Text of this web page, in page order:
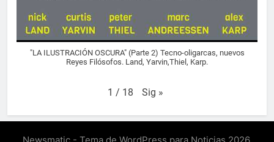
"LA ILUSTRACIÓN OSCURA" (Parte 2) Tecno-oligarcas, nuevos
Reyes Filósofos. Land, Yarvin,Thiel, Karp.
1 / 18 Sig »